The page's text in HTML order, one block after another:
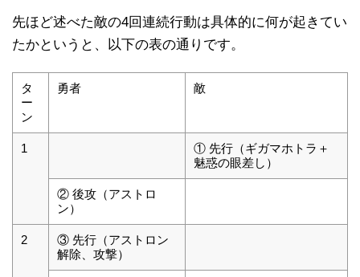
先ほど述べた敵の4回連続行動は具体的に何が起きてい
たかというと、以下の表の通りです。
タ
ー
ン
勇者 敵
1
① 先行（ギガマホトラ＋
魅惑の眼差し）
② 後攻（アストロ
ン）
2
③ 先行（アストロン
解除、攻撃）